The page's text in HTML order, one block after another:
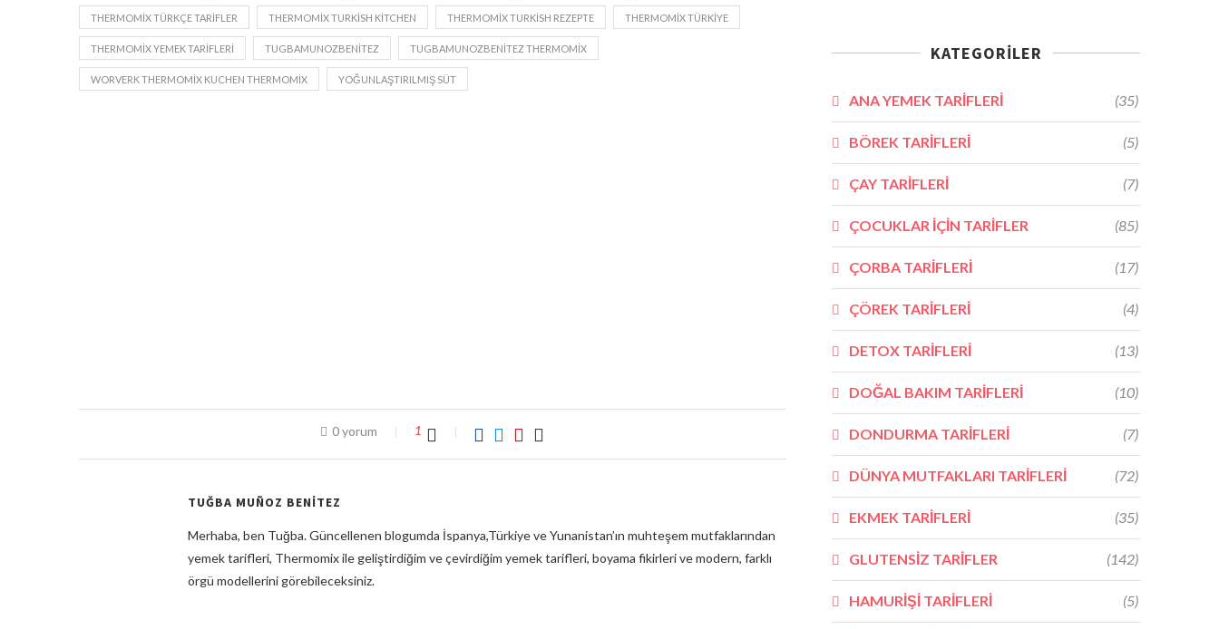
THERMOMIX TÜRKÇE TARIFLER THERMOMIX TURKISH KITCHEN THERMOMIX TURKISH REZEPTE THERMOMIX TÜRKIYE
THERMOMIX YEMEK TARIFLERI TUGBAMUNOZBENITEZ TUGBAMUNOZBENITEZ THERMOMIX
WORVERK THERMOMIX KUCHEN THERMOMIX YOĞUNLAŞTIRILMIŞ SÜT
0 yorum 1
TUĞBA MUÑOZ BENITEZ
Merhaba, ben Tuğba. Güncellenen blogumda İspanya,Türkiye ve Yunanistan’ın muhteşem mutfaklarından
yemek tarifleri, Thermomix ile geliştirdiğim ve çevirdiğim yemek tarifleri, boyama fikirleri ve modern, farklı
örgü modellerini görebileceksiniz.
KATEGORILER
ANA YEMEK TARİFLERİ (35)
BÖREK TARİFLERİ (5)
ÇAY TARİFLERİ (7)
ÇOCUKLAR İÇİN TARİFLER (85)
ÇORBA TARİFLERİ (17)
ÇÖREK TARİFLERİ (4)
DETOX TARİFLERİ (13)
DOĞAL BAKIM TARİFLERİ (10)
DONDURMA TARİFLERİ (7)
DÜNYA MUTFAKLARI TARİFLERİ (72)
EKMEK TARİFLERİ (35)
GLUTENSİZ TARİFLER (142)
HAMURİŞİ TARİFLERİ (5)